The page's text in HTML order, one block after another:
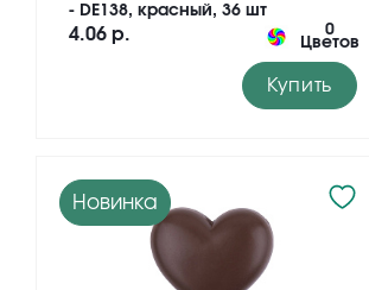
- DE138, красный, 36 шт
4.06 р. 0
Цветов
Купить
Новинка